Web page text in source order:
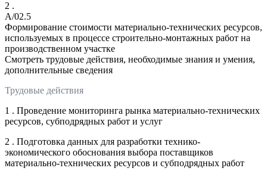
2 .
A/02.5
Формирование стоимости материально-технических ресурсов,
используемых в процессе строительно-монтажных работ на
производственном участке
Смотреть трудовые действия, необходимые знания и умения,
дополнительные сведения
Трудовые действия
1 . Проведение мониторинга рынка материально-технических
ресурсов, субподрядных работ и услуг
2 . Подготовка данных для разработки технико-
экономического обоснования выбора поставщиков
материально-технических ресурсов и субподрядных работ